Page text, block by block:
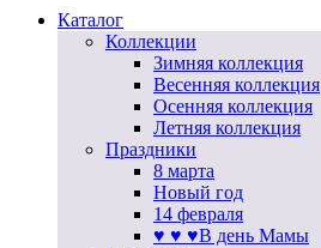
Каталог
Коллекции
Зимняя коллекция
Весенняя коллекция
Осенняя коллекция
Летняя коллекция
Праздники
8 марта
Новый год
14 февраля
♥ ♥ ♥В день Мамы